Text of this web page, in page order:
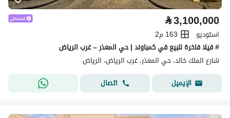
⃁3,100,000
استوديو
163 م2
# فيلا فاخرة للبيع في كمباوند | حي المعذر – غرب الرياض
شارع الملك خالد، حي المعذر، غرب الرياض، الرياض
الإيميل
اتصال